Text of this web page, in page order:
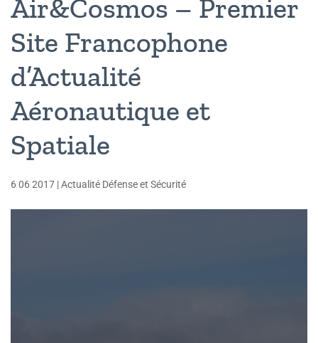
Air&Cosmos – Premier
Site Francophone
d’Actualité
Aéronautique et
Spatiale
6 06 2017 |Actualité Défense et Sécurité